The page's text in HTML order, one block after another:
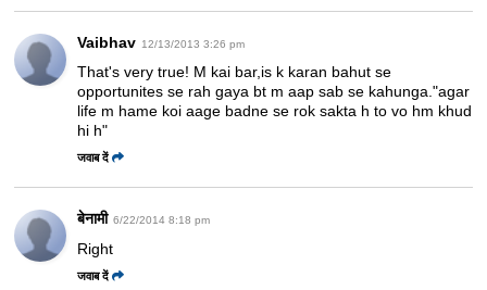
Vaibhav 12/13/2013 3:26 pm
That's very true! M kai bar,is k karan bahut se
opportunites se rah gaya bt m aap sab se kahunga."agar
life m hame koi aage badne se rok sakta h to vo hm khud
hi h"
जवाब दें
बेनामी 6/22/2014 8:18 pm
Right
जवाब दें